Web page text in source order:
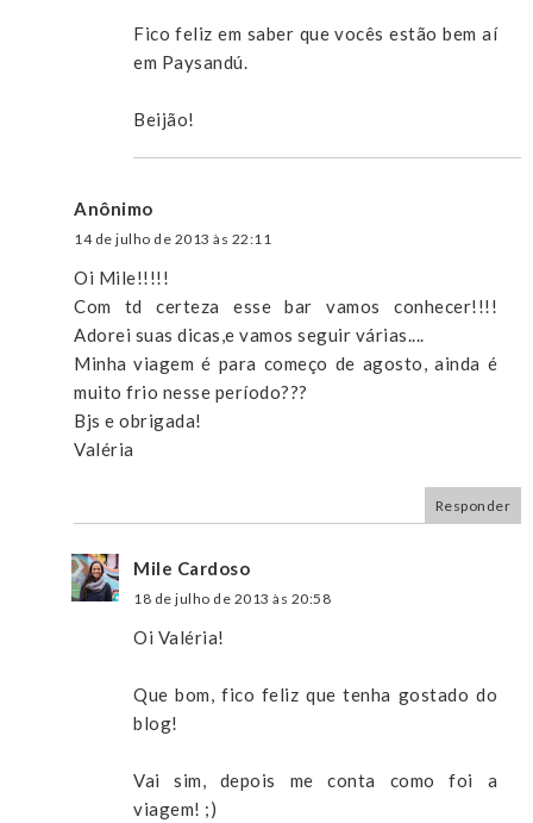
Fico feliz em saber que vocês estão bem aí
em Paysandú.
Beijão!
Anônimo
14 de julho de 2013 às 22:11
Oi Mile!!!!!
Com td certeza esse bar vamos conhecer!!!!
Adorei suas dicas,e vamos seguir várias....
Minha viagem é para começo de agosto, ainda é
muito frio nesse período???
Bjs e obrigada!
Valéria
Responder
Mile Cardoso
18 de julho de 2013 às 20:58
Oi Valéria!
Que bom, fico feliz que tenha gostado do
blog!
Vai sim, depois me conta como foi a
viagem! ;)